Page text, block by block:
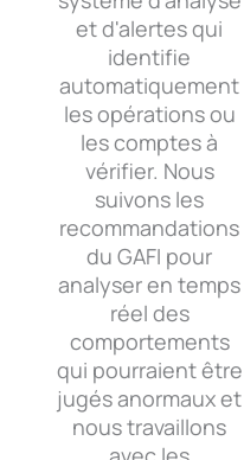
et d'alertes qui
identifie
automatiquement
les opérations ou
les comptes à
vérifier. Nous
suivons les
recommandations
du GAFI pour
analyser en temps
réel des
comportements
qui pourraient être
jugés anormaux et
nous travaillons